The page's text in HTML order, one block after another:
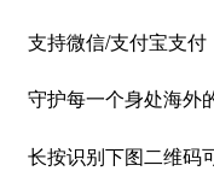
支持微信/支付宝支付
守护每一个身处海外
长按识别下图二维码